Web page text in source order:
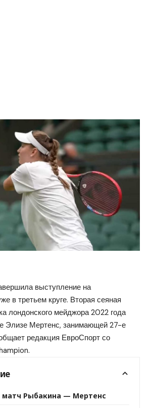
выступление на
в третьем круге. Вторая сеяная
лондонского мейджора 2022 года
Элизе Мертенс, занимающей 27-е
редакция ЕвроСпорт со
Рыбакина — Мертенс